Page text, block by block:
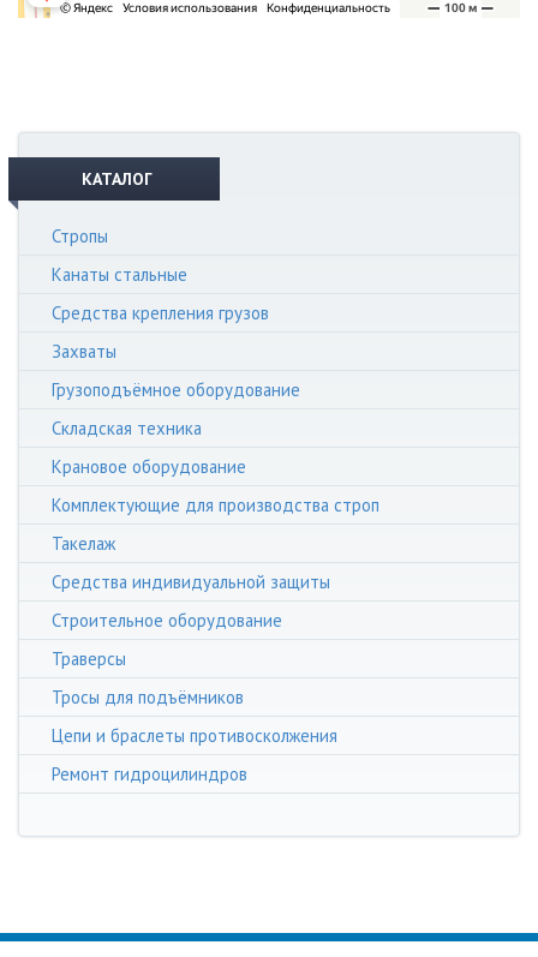
КАТАЛОГ
Стропы
Канаты стальные
Средства крепления грузов
Захваты
Грузоподъёмное оборудование
Складская техника
Крановое оборудование
Комплектующие для производства строп
Такелаж
Средства индивидуальной защиты
Строительное оборудование
Траверсы
Тросы для подъёмников
Цепи и браслеты противосколжения
Ремонт гидроцилиндров